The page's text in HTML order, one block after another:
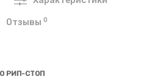
Отзывы0
РИП-СТОП